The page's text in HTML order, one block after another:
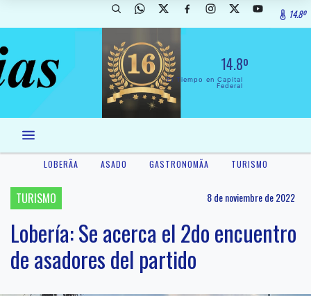
14.8º
14.8º
El Tiempo en Capital
Federal
LOBERÃ­A ASADO GASTRONOMÃ­A TURISMO
TURISMO 8 de noviembre de 2022
Lobería: Se acerca el 2do encuentro
de asadores del partido